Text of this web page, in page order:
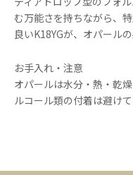
む万能さを持ちながら、
良いK18YGが、オパール
お手入れ・注意
オパールは水分・熱・乾
ルコール類の付着は避けて